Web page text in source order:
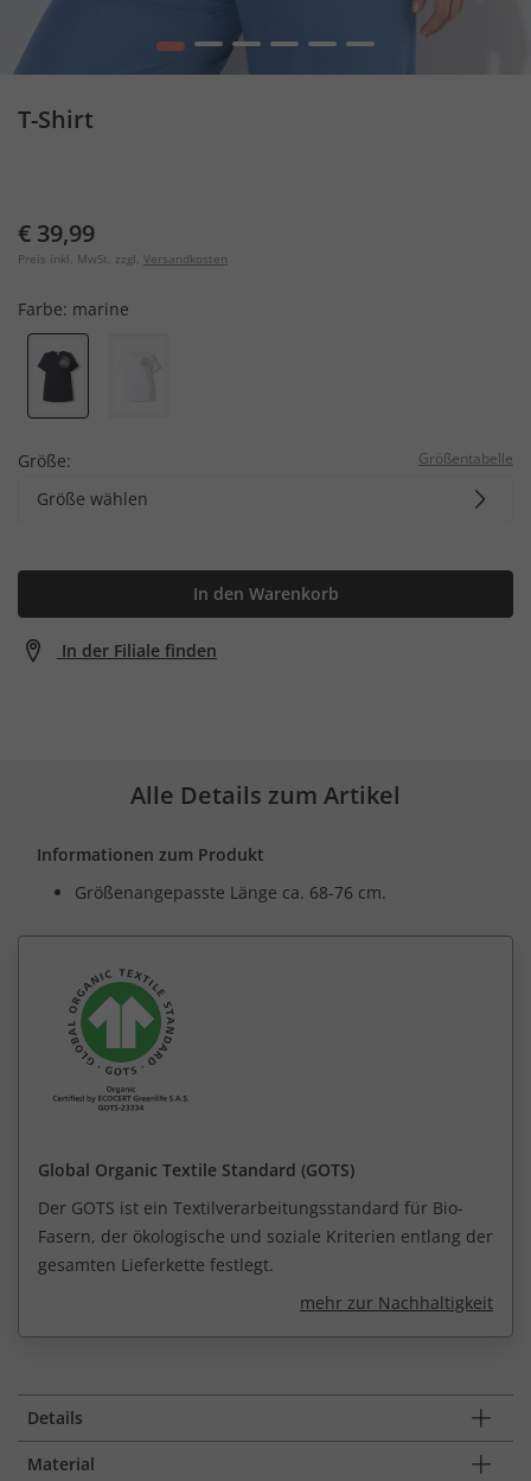
1 2 3 4 5 6
T-Shirt
€ 39,99
Preis inkl. MwSt. zzgl. Versandkosten
Farbe: marine
Größe: Größentabelle
Größe wählen
In den Warenkorb
In der Filiale finden
Alle Details zum Artikel
Informationen zum Produkt
Größenangepasste Länge ca. 68-76 cm.
Global Organic Textile Standard (GOTS)
Der GOTS ist ein Textilverarbeitungsstandard für Bio-
Fasern, der ökologische und soziale Kriterien entlang der
gesamten Lieferkette festlegt.
mehr zur Nachhaltigkeit
Details
Material